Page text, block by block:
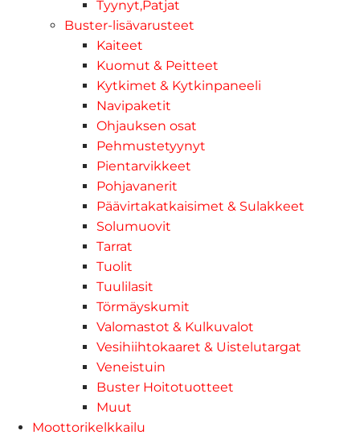
Tyynyt,Patjat
Buster-lisävarusteet
Kaiteet
Kuomut & Peitteet
Kytkimet & Kytkinpaneeli
Navipaketit
Ohjauksen osat
Pehmustetyynyt
Pientarvikkeet
Pohjavanerit
Päävirtakatkaisimet & Sulakkeet
Solumuovit
Tarrat
Tuolit
Tuulilasit
Törmäyskumit
Valomastot & Kulkuvalot
Vesihiihtokaaret & Uistelutargat
Veneistuin
Buster Hoitotuotteet
Muut
Moottorikelkkailu